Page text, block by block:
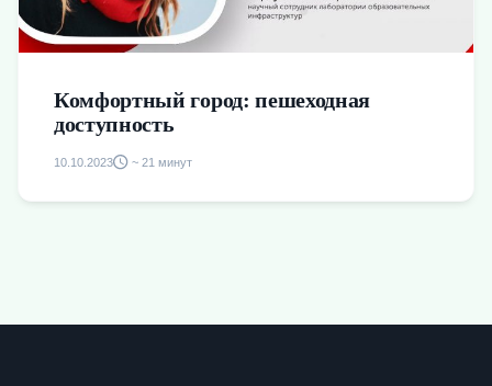
Комфортный город: пешеходная
доступность
10.10.2023 ~ 21 минут